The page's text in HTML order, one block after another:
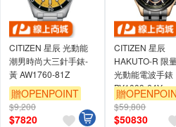
CITIZEN 星辰 光動能
潮男時尚大三針手錶-
黃 AW1760-81Z
贈OPENPOINT
$9,200
$7820
CITIZEN 星辰
HAKUTO-R 限
光動能電波手錶
BY1009-64Y
贈
$59,800
$50830